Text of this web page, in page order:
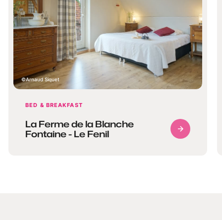
Arnaud Siquet
BED & BREAKFAST
La Ferme de la Blanche
Fontaine - Le Fenil